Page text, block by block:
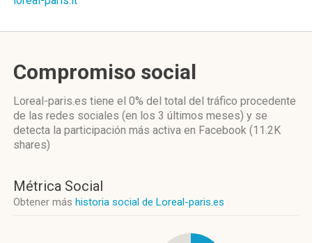
Compromiso social
Loreal-paris.es tiene el 0% del total del tráfico procedente
de las redes sociales (en los 3 últimos meses) y se
detecta la participación más activa en Facebook (11.2K
shares)
Métrica Social
Obtener más historia social de Loreal-paris.es